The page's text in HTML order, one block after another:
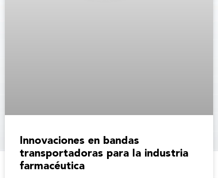
Innovaciones en bandas
transportadoras para la industria
farmacéutica